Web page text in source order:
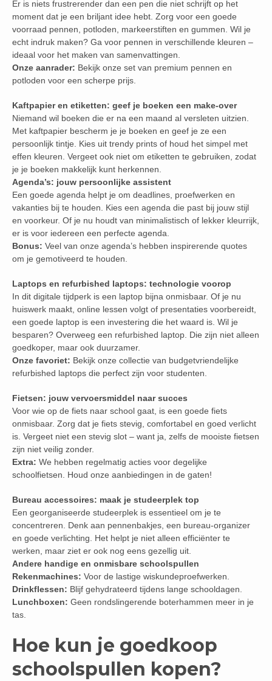
Er is niets frustrerender dan een pen die niet schrijft op het
moment dat je een briljant idee hebt. Zorg voor een goede
voorraad pennen, potloden, markeerstiften en gummen. Wil je
echt indruk maken? Ga voor pennen in verschillende kleuren –
ideaal voor het maken van samenvattingen.
Onze aanrader: Bekijk onze set van premium pennen en
potloden voor een scherpe prijs.
Kaftpapier en etiketten: geef je boeken een make-over
Niemand wil boeken die er na een maand al versleten uitzien.
Met kaftpapier bescherm je je boeken en geef je ze een
persoonlijk tintje. Kies uit trendy prints of houd het simpel met
effen kleuren. Vergeet ook niet om etiketten te gebruiken, zodat
je je boeken makkelijk kunt herkennen.
Agenda’s: jouw persoonlijke assistent
Een goede agenda helpt je om deadlines, proefwerken en
vakanties bij te houden. Kies een agenda die past bij jouw stijl
en voorkeur. Of je nu houdt van minimalistisch of lekker kleurrijk,
er is voor iedereen een perfecte agenda.
Bonus: Veel van onze agenda’s hebben inspirerende quotes
om je gemotiveerd te houden.
Laptops en refurbished laptops: technologie voorop
In dit digitale tijdperk is een laptop bijna onmisbaar. Of je nu
huiswerk maakt, online lessen volgt of presentaties voorbereidt,
een goede laptop is een investering die het waard is. Wil je
besparen? Overweeg een refurbished laptop. Die zijn niet alleen
goedkoper, maar ook duurzamer.
Onze favoriet: Bekijk onze collectie van budgetvriendelijke
refurbished laptops die perfect zijn voor studenten.
Fietsen: jouw vervoersmiddel naar succes
Voor wie op de fiets naar school gaat, is een goede fiets
onmisbaar. Zorg dat je fiets stevig, comfortabel en goed verlicht
is. Vergeet niet een stevig slot – want ja, zelfs de mooiste fietsen
zijn niet veilig zonder.
Extra: We hebben regelmatig acties voor degelijke
schoolfietsen. Houd onze aanbiedingen in de gaten!
Bureau accessoires: maak je studeerplek top
Een georganiseerde studeerplek is essentieel om je te
concentreren. Denk aan pennenbakjes, een bureau-organizer
en goede verlichting. Het helpt je niet alleen efficiënter te
werken, maar ziet er ook nog eens gezellig uit.
Andere handige en onmisbare schoolspullen
Rekenmachines: Voor de lastige wiskundeproefwerken.
Drinkflessen: Blijf gehydrateerd tijdens lange schooldagen.
Lunchboxen: Geen rondslingerende boterhammen meer in je
tas.
Hoe kun je goedkoop
schoolspullen kopen?